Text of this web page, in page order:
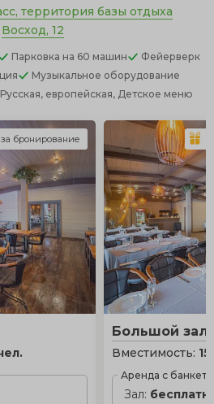
территория базы отдыха
Восход, 12
Парковка на 60 машин
Фейерверк
Музыкальное оборудование
Русская, европейская, Детское меню
бронирование
Большой зал
Вместимость:
Аренда с
Зал: